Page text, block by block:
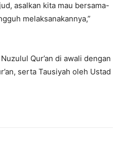
asalkan kita mau bersama-
melaksanakannya,”
Qur’an di awali dengan
serta Tausiyah oleh Ustad